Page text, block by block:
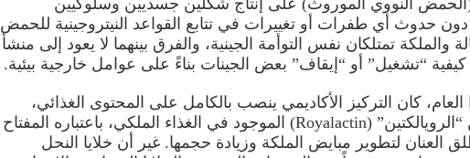
(الحمض النووي الموروث) على إنتاج شكلين جسديين وسلوكيين
دون حدوث أي طفرات أو تغييرات في تتابع القواعد النيتروجينية للحمض
والملكة تمتلكان نفس التوأمة الجينية، والفرق بينهما لا يعود إلى منشأ
“تشغيل” أو “إيقاف” بعض الجينات بناءً على عوامل خارجية بيئية.
كان التركيز الأكاديمي ينصب بالكامل على المحتوى الغذائي،
وتحديداً بروتين “الرويالكتين” (Royalactin) الموجود في الغذاء الملكي، باعتباره المفتاح
العنان لتطوير مبايض الملكة وزيادة حجمها. غير أن خلايا النحل